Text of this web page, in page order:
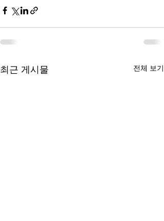
최근 게시물 전체 보기